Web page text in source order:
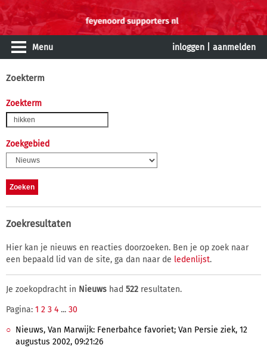
Menu inloggen aanmelden
Zoekterm
Zoekterm
Zoekgebied
Zoekresultaten
Hier kan je nieuws en reacties doorzoeken. Ben je op zoek naar
een bepaald lid van de site, ga dan naar de ledenlijst.
Je zoekopdracht in Nieuws had 522 resultaten.
Pagina: 1 2 3 4 ... 30
Nieuws, Van Marwijk: Fenerbahce favoriet; Van Persie ziek, 12
augustus 2002, 09:21:26